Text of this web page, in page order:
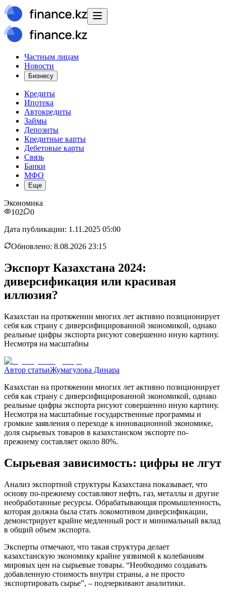
Частным лицам
Новости
Бизнесу
Кредиты
Ипотека
Автокредиты
Займы
Депозиты
Кредитные карты
Дебетовые карты
Связь
Банки
МФО
Еще
Экономика
102
0
Дата публикации: 1.11.2025 05:00
Обновлено: 8.08.2026 23:15
Экспорт Казахстана 2024:
диверсификация или красивая
иллюзия?
Казахстан на протяжении многих лет активно позиционирует
себя как страну с диверсифицированной экономикой, однако
реальные цифры экспорта рисуют совершенно иную картину.
Несмотря на масштабны
Автор статьиЖумагулова Динара
Казахстан на протяжении многих лет активно позиционирует
себя как страну с диверсифицированной экономикой, однако
реальные цифры экспорта рисуют совершенно иную картину.
Несмотря на масштабные государственные программы и
громкие заявления о переходе к инновационной экономике,
доля сырьевых товаров в казахстанском экспорте по-
прежнему составляет около 80%.
Сырьевая зависимость: цифры не лгут
Анализ экспортной структуры Казахстана показывает, что
основу по-прежнему составляют нефть, газ, металлы и другие
необработанные ресурсы. Обрабатывающая промышленность,
которая должна была стать локомотивом диверсификации,
демонстрирует крайне медленный рост и минимальный вклад
в общий объем экспорта.
Эксперты отмечают, что такая структура делает
казахстанскую экономику крайне уязвимой к колебаниям
мировых цен на сырьевые товары. “Необходимо создавать
добавленную стоимость внутри страны, а не просто
экспортировать сырье”, – подчеркивают аналитики.